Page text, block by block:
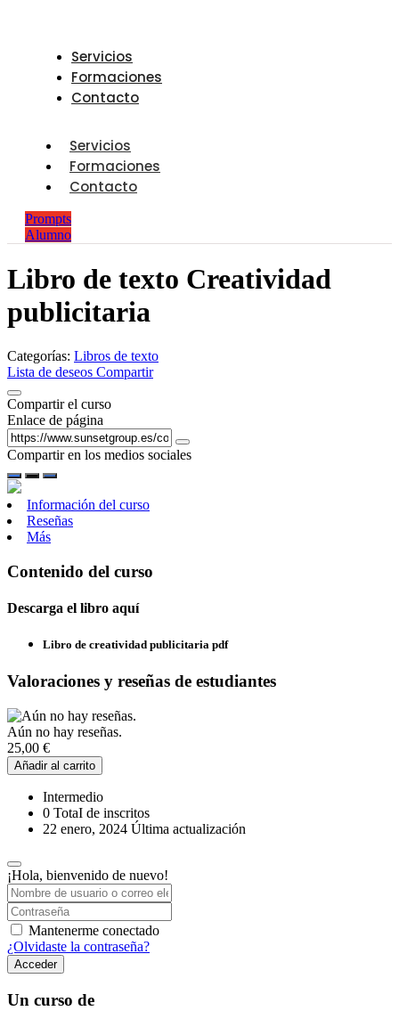
Servicios
Formaciones
Contacto
Servicios
Formaciones
Contacto
Prompts
Alumno
Libro de texto Creatividad
publicitaria
Categorías: Libros de texto
Lista de deseos Compartir
Compartir el curso
Enlace de página
Compartir en los medios sociales
Información del curso
Reseñas
Más
Contenido del curso
Descarga el libro aquí
Libro de creatividad publicitaria pdf
Valoraciones y reseñas de estudiantes
Aún no hay reseñas.
25,00 €
Añadir al carrito
Intermedio
0 TotaI de inscritos
22 enero, 2024 Última actualización
¡Hola, bienvenido de nuevo!
Mantenerme conectado
¿Olvidaste la contraseña?
Acceder
Un curso de